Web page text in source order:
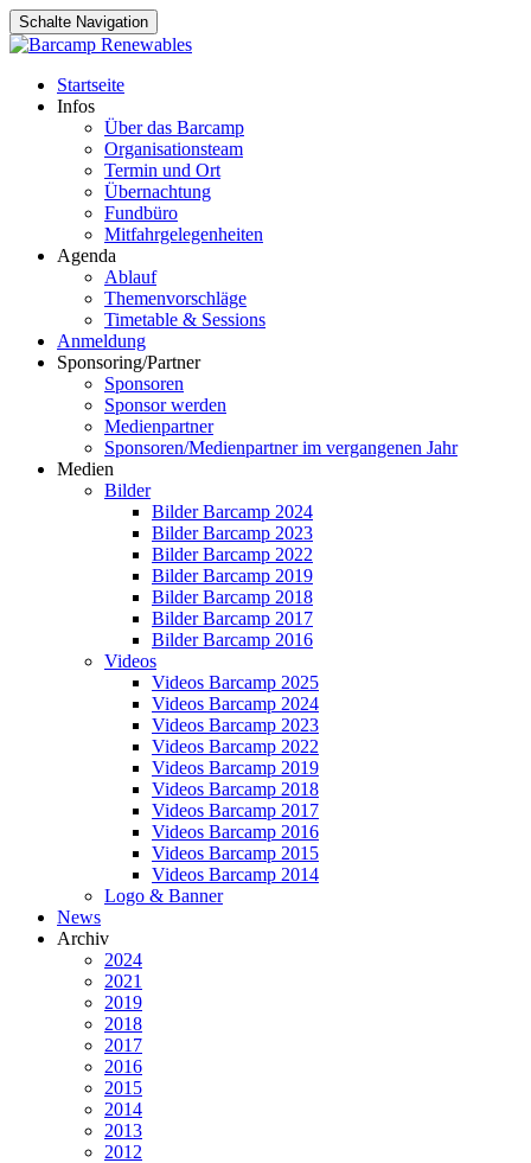
Schalte Navigation
Zum
Inhalt
Startseite
Infos
Über das Barcamp
Organisationsteam
Termin und Ort
Übernachtung
Fundbüro
Mitfahrgelegenheiten
Agenda
Ablauf
Themenvorschläge
Timetable & Sessions
Anmeldung
Sponsoring/Partner
Sponsoren
Sponsor werden
Medienpartner
Sponsoren/Medienpartner im vergangenen Jahr
Medien
Bilder
Bilder Barcamp 2024
Bilder Barcamp 2023
Bilder Barcamp 2022
Bilder Barcamp 2019
Bilder Barcamp 2018
Bilder Barcamp 2017
Bilder Barcamp 2016
Videos
Videos Barcamp 2025
Videos Barcamp 2024
Videos Barcamp 2023
Videos Barcamp 2022
Videos Barcamp 2019
Videos Barcamp 2018
Videos Barcamp 2017
Videos Barcamp 2016
Videos Barcamp 2015
Videos Barcamp 2014
Logo & Banner
News
Archiv
2024
2021
2019
2018
2017
2016
2015
2014
2013
2012